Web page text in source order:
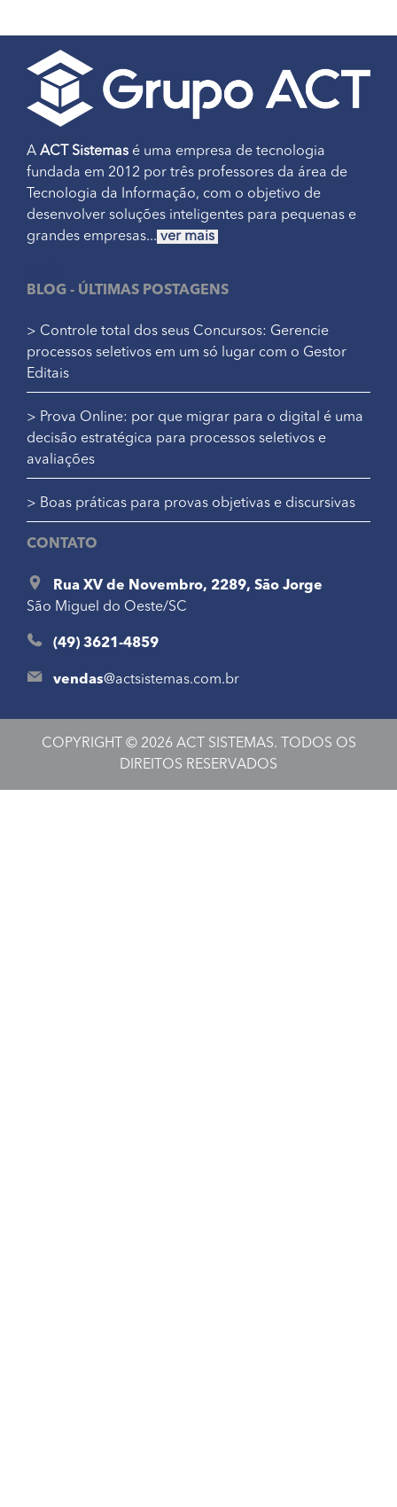
A ACT Sistemas é uma empresa de tecnologia
fundada em 2012 por três professores da área de
Tecnologia da Informação, com o objetivo de
desenvolver soluções inteligentes para pequenas e
grandes empresas... ver mais
BLOG - ÚLTIMAS POSTAGENS
> Controle total dos seus Concursos: Gerencie
processos seletivos em um só lugar com o Gestor
Editais
> Prova Online: por que migrar para o digital é uma
decisão estratégica para processos seletivos e
avaliações
> Boas práticas para provas objetivas e discursivas
CONTATO
Rua XV de Novembro, 2289, São Jorge
São Miguel do Oeste/SC
(49) 3621-4859
vendas@actsistemas.com.br
COPYRIGHT © 2026 ACT SISTEMAS. TODOS OS
DIREITOS RESERVADOS